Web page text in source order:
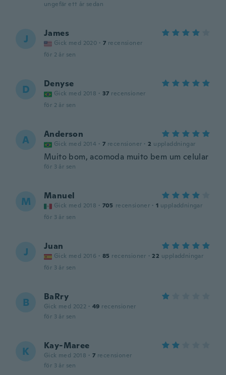
ungefär ett år sedan
J James
Gick med 2020 · 7 recensioner
för 2 år sen
D Denyse
Gick med 2018 · 37 recensioner
för 2 år sen
A Anderson
Gick med 2014 · 7 recensioner · 2 uppladdningar
Muito bom, acomoda muito bem um celular
för 3 år sen
M Manuel
Gick med 2018 · 705 recensioner · 1 uppladdningar
för 3 år sen
J Juan
Gick med 2016 · 85 recensioner · 22 uppladdningar
för 3 år sen
B BaRry
Gick med 2022 · 49 recensioner
för 3 år sen
K Kay-Maree
Gick med 2018 · 7 recensioner
för 3 år sen